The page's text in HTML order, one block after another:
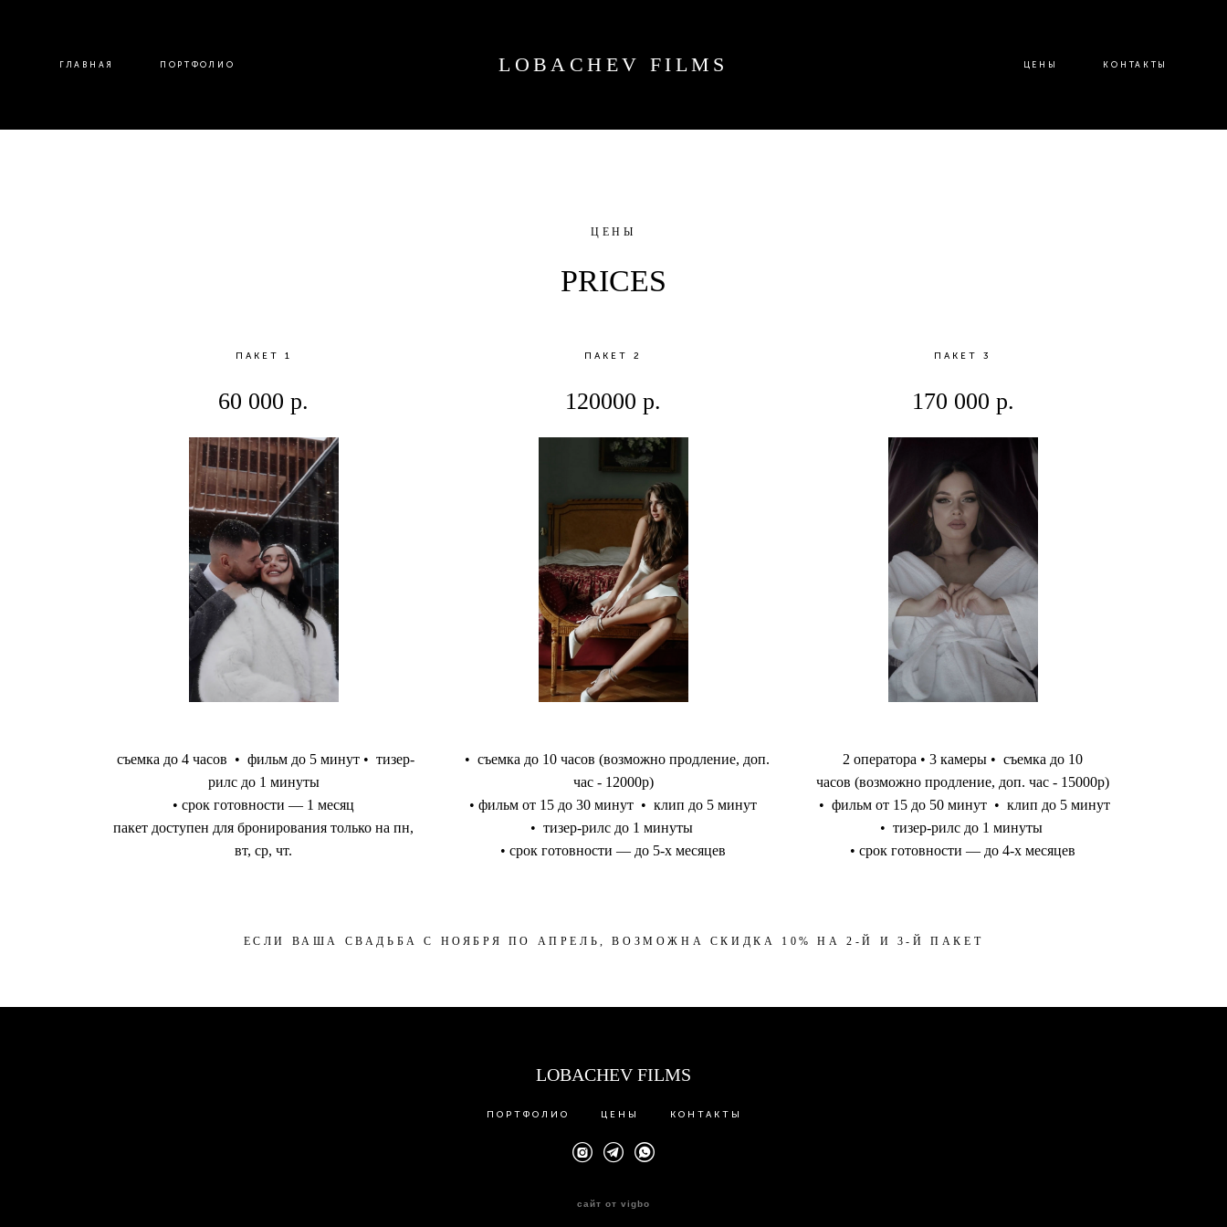
ГЛАВНАЯ ПОРТФОЛИО LOBACHEV FILMS ЦЕНЫ КОНТАКТЫ
ЦЕНЫ
PRICES
ПАКЕТ 1
60 000 р.
съемка до 4 часов • фильм до 5 минут • тизер-
рилс до 1 минуты
• срок готовности — 1 месяц
пакет доступен для бронирования только на пн,
вт, ср, чт.
ПАКЕТ 2
120000 р.
• съемка до 10 часов (возможно продление, доп.
час - 12000р)
• фильм от 15 до 30 минут • клип до 5 минут
• тизер-рилс до 1 минуты
• срок готовности — до 5-х месяцев
ПАКЕТ 3
170 000 р.
2 оператора • 3 камеры • съемка до 10
часов (возможно продление, доп. час - 15000р)
• фильм от 15 до 50 минут • клип до 5 минут
• тизер-рилс до 1 минуты
• срок готовности — до 4-х месяцев
ЕСЛИ ВАША СВАДЬБА С НОЯБРЯ ПО АПРЕЛЬ, ВОЗМОЖНА СКИДКА 10% НА 2-Й И 3-Й ПАКЕТ
LOBACHEV FILMS
ПОРТФОЛИО ЦЕНЫ КОНТАКТЫ
сайт от vigbo